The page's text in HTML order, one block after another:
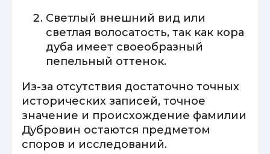
Светлый внешний вид или
светлая волосатость, так как кора
дуба имеет своеобразный
пепельный оттенок.
Из-за отсутствия достаточно точных
исторических записей, точное
значение и происхождение фамилии
Дубровин остаются предметом
споров и исследований.